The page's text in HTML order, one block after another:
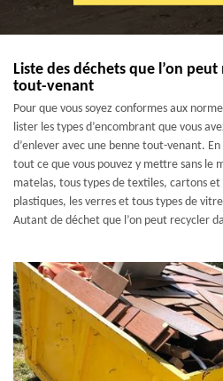
Liste des déchets que l’on
tout-venant
Pour que vous soyez conformes aux
lister les types d’encombrant que vous
d’enlever avec une benne tout-venant.
tout ce que vous pouvez y mettre sans le
matelas, tous types de textiles, cartons
plastiques, les verres et tous types de
Autant de déchet que l’on peut recycler